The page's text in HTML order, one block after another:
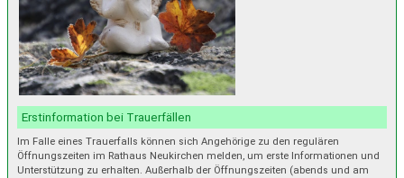
Erstinformation bei Trauerfällen
Im Falle eines Trauerfalls können sich Angehörige zu den regulären
Öffnungszeiten im Rathaus Neukirchen melden, um erste Informationen und
Unterstützung zu erhalten. Außerhalb der Öffnungszeiten (abends und am